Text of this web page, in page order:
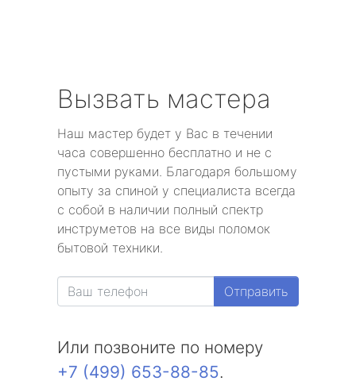
Вызвать мастера
Наш мастер будет у Вас в течении
часа совершенно бесплатно и не с
пустыми руками. Благодаря большому
опыту за спиной у специалиста всегда
с собой в наличии полный спектр
инструметов на все виды поломок
бытовой техники.
Отправить
Или позвоните по номеру
+7 (499) 653-88-85.